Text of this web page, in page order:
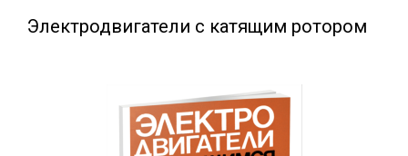
Электродвигатели с катящим ротором